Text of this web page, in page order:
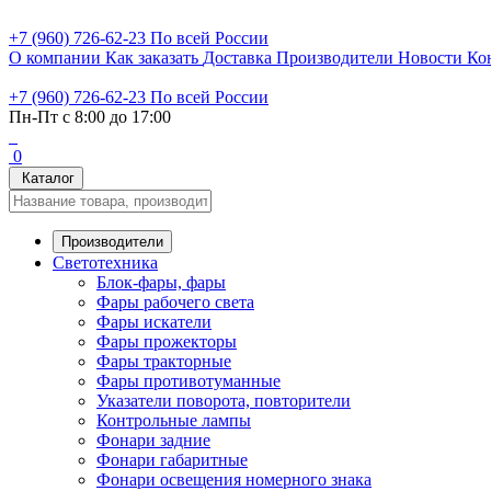
+7 (960) 726-62-23 По всей России
О компании Как заказать Доставка Производители Новости
+7 (960) 726-62-23 По всей России
Пн-Пт с 8:00 до 17:00
0
Каталог
Производители
Светотехника
Блок-фары, фары
Фары рабочего света
Фары искатели
Фары прожекторы
Фары тракторные
Фары противотуманные
Указатели поворота, повторители
Контрольные лампы
Фонари задние
Фонари габаритные
Фонари освещения номерного знака